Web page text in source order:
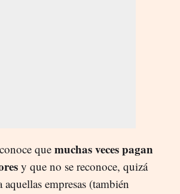
que muchas veces pagan
y que no se reconoce, quizá
aquellas empresas (también